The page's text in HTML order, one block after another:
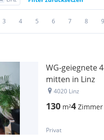
3 4 5 6 7 8 9
WG-geiegnete
mitten in Linz
4020 Linz
130 m²4 Zimmer
Privat